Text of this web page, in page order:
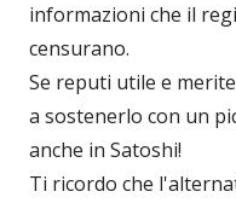
informazioni che il
censurano.
Se reputi utile e
a sostenerlo con un
anche in Satoshi!
Ti ricordo che